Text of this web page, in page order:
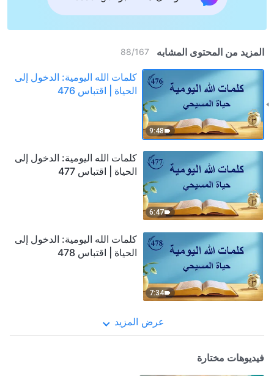
المزيد من المحتوى المشابه 88/167
9:48
كلمات الله اليومية: الدخول إلى
الحياة | اقتباس 476
6:47
كلمات الله اليومية: الدخول إلى
الحياة | اقتباس 477
7:34
كلمات الله اليومية: الدخول إلى
الحياة | اقتباس 478
عرض المزيد
فيديوهات مختارة